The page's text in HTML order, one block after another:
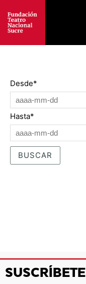
Desde*
Hasta*
SUSCRÍBETE